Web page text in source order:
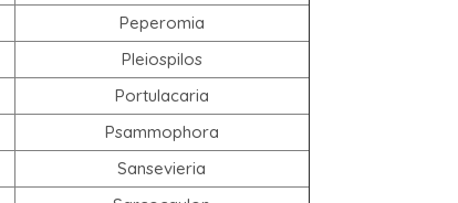
Peperomia
Pleiospilos
Portulacaria
Psammophora
Sansevieria